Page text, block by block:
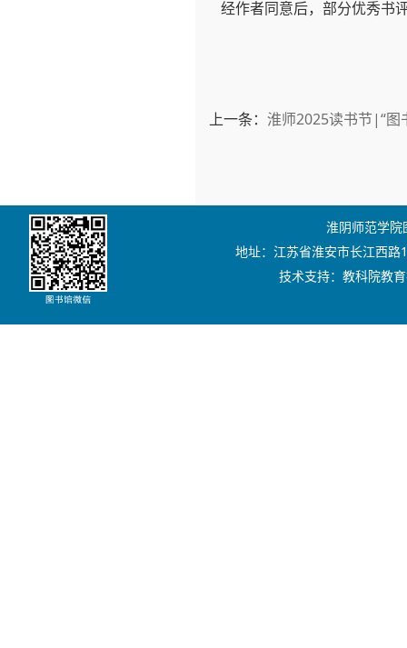
经作者同意后，部分优秀书
上一条： 淮师2025读书节|“图
淮阴师范学
地址：江苏省淮安市长江西
技术支持：教科院教